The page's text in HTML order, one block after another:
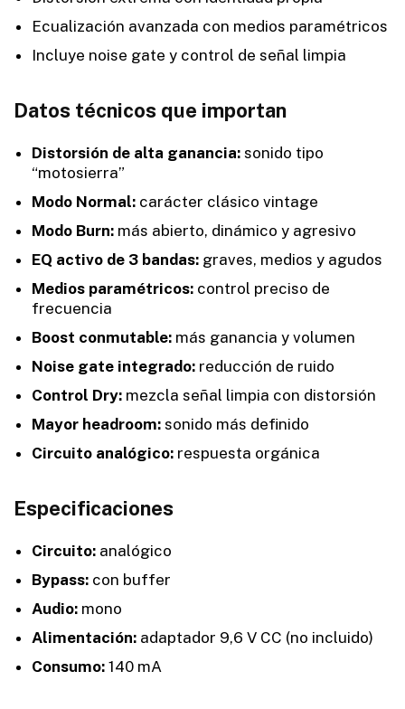
Ecualización avanzada con medios paramétricos
Incluye noise gate y control de señal limpia
Datos técnicos que importan
Distorsión de alta ganancia: sonido tipo
“motosierra”
Modo Normal: carácter clásico vintage
Modo Burn: más abierto, dinámico y agresivo
EQ activo de 3 bandas: graves, medios y agudos
Medios paramétricos: control preciso de
frecuencia
Boost conmutable: más ganancia y volumen
Noise gate integrado: reducción de ruido
Control Dry: mezcla señal limpia con distorsión
Mayor headroom: sonido más definido
Circuito analógico: respuesta orgánica
Especificaciones
Circuito: analógico
Bypass: con buffer
Audio: mono
Alimentación: adaptador 9,6 V CC (no incluido)
Consumo: 140 mA